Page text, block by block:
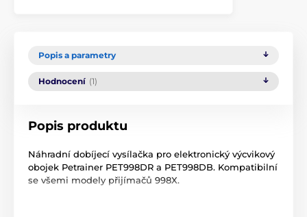
Popis a parametry
Hodnocení (1)
Popis produktu
Náhradní dobíjecí vysílačka pro elektronický výcvikový
obojek Petrainer PET998DR a PET998DB. Kompatibilní
se všemi modely přijímačů 998X.